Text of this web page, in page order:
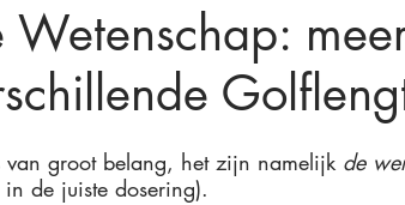
groot belang, het zijn namelijk de
de juiste dosering).